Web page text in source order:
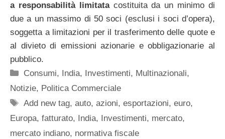
a responsabilità limitatacostituita da un minimo di
due a un massimo di 50 soci (esclusi i soci d’opera),
soggetta a limitazioni per il trasferimento delle quote e
al divieto di emissioni azionarie e obbligazionarie al
pubblico.
Categorie
Consumi, India, Investimenti, Multinazionali,
Notizie, Politica Commerciale
Tag
Add new tag,auto,azioni,esportazioni,euro,
Europa, fatturato, India, Investimenti, mercato,
mercato indiano, normativa fiscale